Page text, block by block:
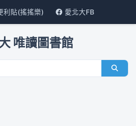
利貼(搖搖樂) 愛北大FB
唯讀圖書館